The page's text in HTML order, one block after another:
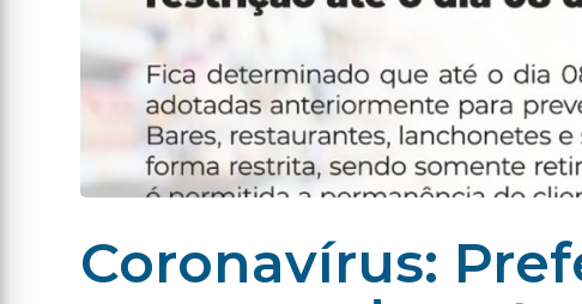
Coronavírus: